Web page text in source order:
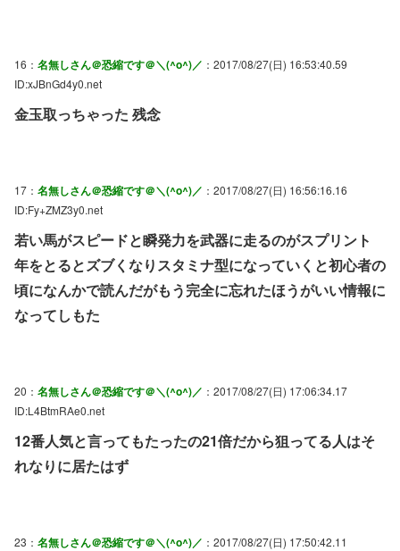
16： 名無しさん＠恐縮です＠＼(^o^)／ ：2017/08/27(日) 16:53:40.59
ID:xJBnGd4y0.net
金玉取っちゃった 残念
17： 名無しさん＠恐縮です＠＼(^o^)／ ：2017/08/27(日) 16:56:16.16
ID:Fy+ZMZ3y0.net
若い馬がスピードと瞬発力を武器に走るのがスプリント
年をとるとズブくなりスタミナ型になっていくと初心者の
頃になんかで読んだがもう完全に忘れたほうがいい情報に
なってしもた
20： 名無しさん＠恐縮です＠＼(^o^)／ ：2017/08/27(日) 17:06:34.17
ID:L4BtmRAe0.net
12番人気と言ってもたったの21倍だから狙ってる人はそ
れなりに居たはず
23： 名無しさん＠恐縮です＠＼(^o^)／ ：2017/08/27(日) 17:50:42.11